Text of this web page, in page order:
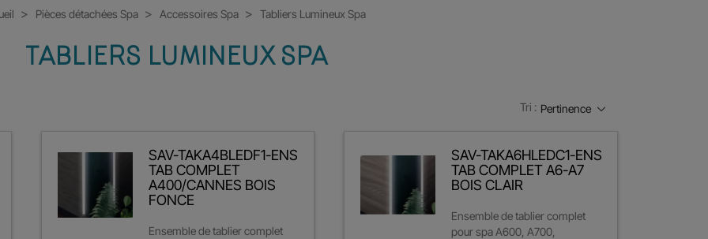
Pièces détachées Spa Accessoires Spa Tabliers Lumineux Spa
TABLIERS LUMINEUX SPA
Tri : Pertinence
SAV-TAKA4BLEDF1-ENS
TAB COMPLET
A400/CANNES BOIS
FONCE
Ensemble de tablier complet
SAV-TAKA6HLEDC1-ENS
TAB COMPLET A6-A7
BOIS CLAIR
Ensemble de tablier complet
pour spa A600, A700,